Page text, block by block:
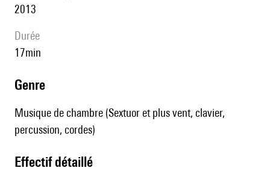
2013
durée
17min
genre
Musique de chambre (Sextuor et plus vent, clavier,
percussion, cordes)
effectif détaillé